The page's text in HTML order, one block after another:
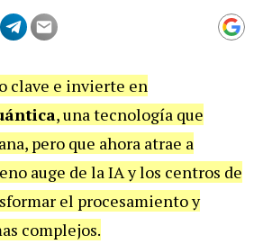
clave e invierte en
, una tecnología que
pero que ahora atrae a
auge de la IA y los centros de
el procesamiento y
complejos.